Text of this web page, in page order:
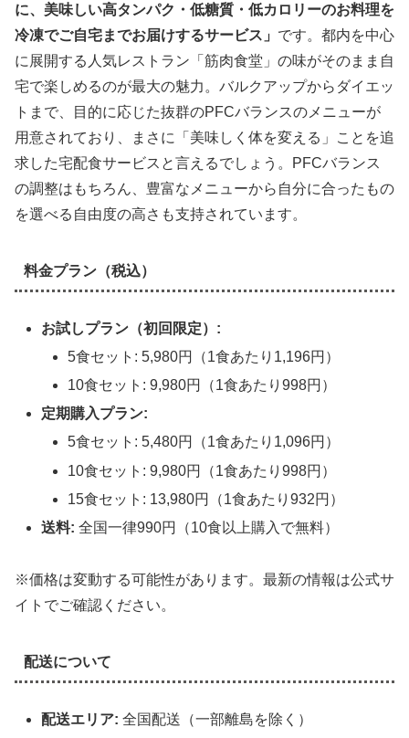
に、美味しい高タンパク・低糖質・低カロリーのお料理を
冷凍でご自宅までお届けするサービス」 です。都内を中心
に展開する人気レストラン「筋肉食堂」の味がそのまま自
宅で楽しめるのが最大の魅力。バルクアップからダイエッ
トまで、目的に応じた抜群のPFCバランスのメニューが
用意されており、まさに「美味しく体を変える」ことを追
求した宅配食サービスと言えるでしょう。PFCバランス
の調整はもちろん、豊富なメニューから自分に合ったもの
を選べる自由度の高さも支持されています。
料金プラン（税込）
お試しプラン（初回限定）:
5食セット: 5,980円（1食あたり1,196円）
10食セット: 9,980円（1食あたり998円）
定期購入プラン:
5食セット: 5,480円（1食あたり1,096円）
10食セット: 9,980円（1食あたり998円）
15食セット: 13,980円（1食あたり932円）
送料: 全国一律990円（10食以上購入で無料）
※価格は変動する可能性があります。最新の情報は公式サ
イトでご確認ください。
配送について
配送エリア: 全国配送（一部離島を除く）